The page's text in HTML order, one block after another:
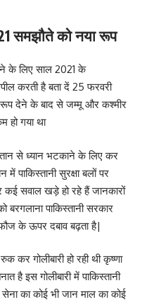
समझौते को नया रूप
के लिए साल 2021 के
करती है बता दें 25 फरवरी
रूप देने के बाद से जम्मू और कश्मीर
हो गया था
से ध्यान भटकाने के लिए कर
पाकिस्तानी सुरक्षा बलों पर
सवाल खड़े हो रहे हैं जानकारों
पाकिस्तानी सरकार
के ऊपर दबाव बढ़ता है|
गोलीबारी हो रही थी कृष्णा
है इस गोलीबारी में पाकिस्तानी
का कोई भी जान माल का कोई